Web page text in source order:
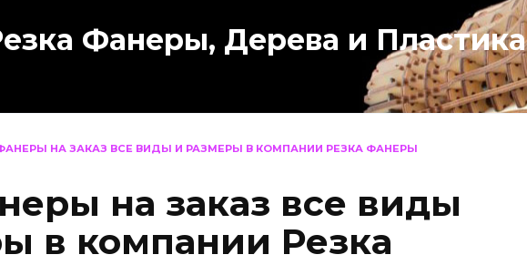
Фанеры, Дерева и Пластика
НА ЗАКАЗ ВСЕ ВИДЫ И РАЗМЕРЫ В КОМПАНИИ РЕЗКА ФАНЕРЫ
на заказ все виды
в компании Резка